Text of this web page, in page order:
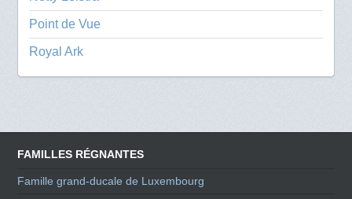
Point de Vue
Royal Ark
FAMILLES RÉGNANTES
Famille grand-ducale de Luxembourg